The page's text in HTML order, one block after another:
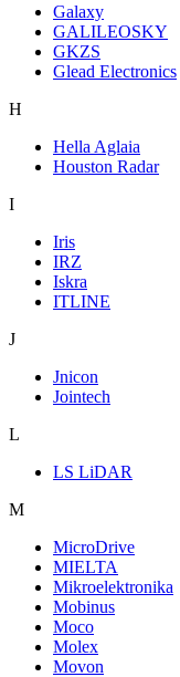
Galaxy
GALILEOSKY
GKZS
Glead Electronics
H
Hella Aglaia
Houston Radar
I
Iris
IRZ
Iskra
ITLINE
J
Jnicon
Jointech
L
LS LiDAR
M
MicroDrive
MIELTA
Mikroelektronika
Mobinus
Moco
Molex
Movon